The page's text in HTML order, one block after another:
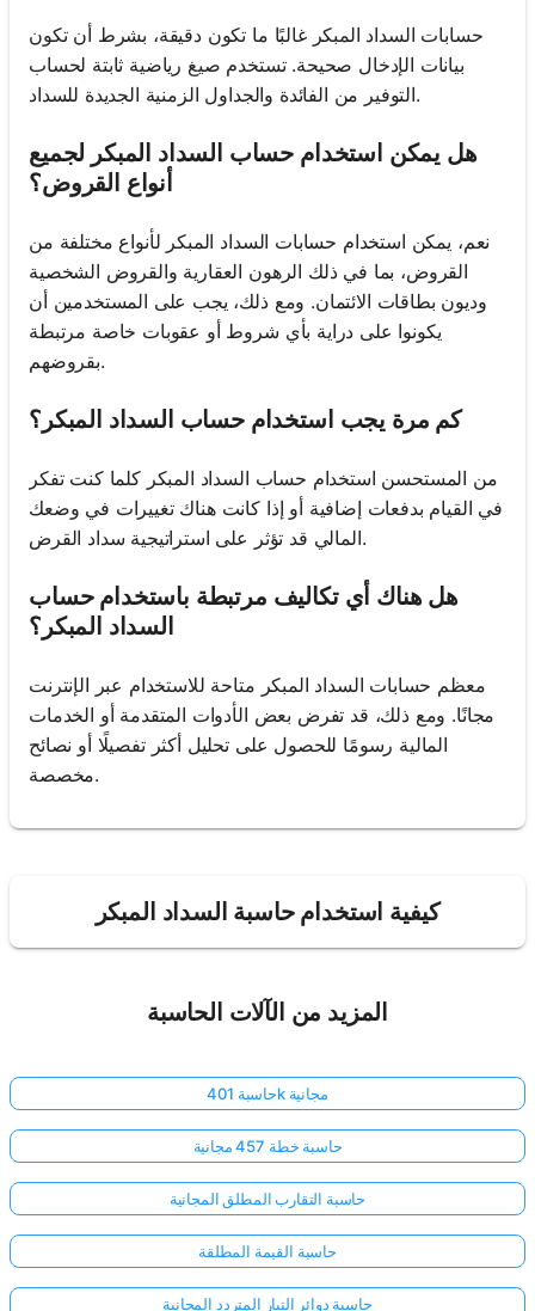
حسابات السداد المبكر غالبًا ما تكون دقيقة، بشرط أن تكون
بيانات الإدخال صحيحة. تستخدم صيغ رياضية ثابتة لحساب
التوفير من الفائدة والجداول الزمنية الجديدة للسداد.
هل يمكن استخدام حساب السداد المبكر لجميع
أنواع القروض؟
نعم، يمكن استخدام حسابات السداد المبكر لأنواع مختلفة من
القروض، بما في ذلك الرهون العقارية والقروض الشخصية
وديون بطاقات الائتمان. ومع ذلك، يجب على المستخدمين أن
يكونوا على دراية بأي شروط أو عقوبات خاصة مرتبطة
بقروضهم.
كم مرة يجب استخدام حساب السداد المبكر؟
من المستحسن استخدام حساب السداد المبكر كلما كنت تفكر
في القيام بدفعات إضافية أو إذا كانت هناك تغييرات في وضعك
المالي قد تؤثر على استراتيجية سداد القرض.
هل هناك أي تكاليف مرتبطة باستخدام حساب
السداد المبكر؟
معظم حسابات السداد المبكر متاحة للاستخدام عبر الإنترنت
مجانًا. ومع ذلك، قد تفرض بعض الأدوات المتقدمة أو الخدمات
المالية رسومًا للحصول على تحليل أكثر تفصيلًا أو نصائح
مخصصة.
كيفية استخدام حاسبة السداد المبكر
المزيد من الآلات الحاسبة
حاسبة 401k مجانية
حاسبة خطة 457 مجانية
حاسبة التقارب المطلق المجانية
حاسبة القيمة المطلقة
حاسبة دوائر التيار المتردد المجانية